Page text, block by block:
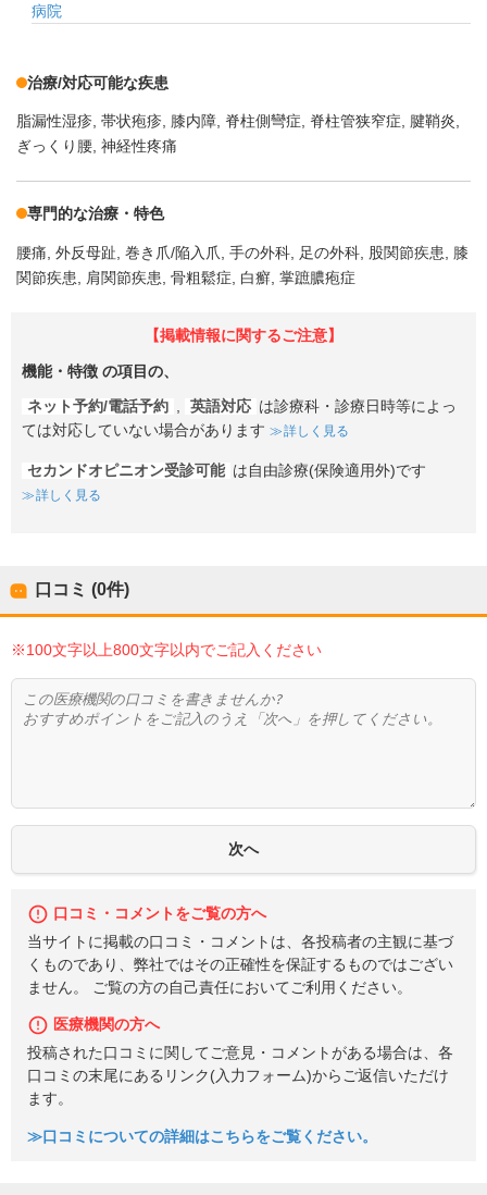
病院
治療/対応可能な疾患
脂漏性湿疹 帯状疱疹 膝内障 脊柱側彎症 脊柱管狭窄症
腱鞘炎
ぎっくり腰 神経性疼痛
専門的な治療・特色
腰痛 外反母趾 巻き爪/陥入爪 手の外科 足の外科 股関節疾患
膝
関節疾患
肩関節疾患 骨粗鬆症 白癬 掌蹠膿疱症
【掲載情報に関するご注意】
機能・特徴 の項目の、
ネット予約/電話予約 , 英語対応 は診療科・診療日時等によっ
ては対応していない場合があります
詳しく見る
セカンドオピニオン受診可能 は自由診療(保険適用外)です
詳しく見る
口コミ (0件)
※100文字以上800文字以内でご記入ください
口コミ・コメントをご覧の方へ
当サイトに掲載の口コミ・コメントは、各投稿者の主観に基づ
くものであり、弊社ではその正確性を保証するものではござい
ません。 ご覧の方の自己責任においてご利用ください。
医療機関の方へ
投稿された口コミに関してご意見・コメントがある場合は、各
口コミの末尾にあるリンク(入力フォーム)からご返信いただけ
ます。
≫口コミについての詳細はこちらをご覧ください。